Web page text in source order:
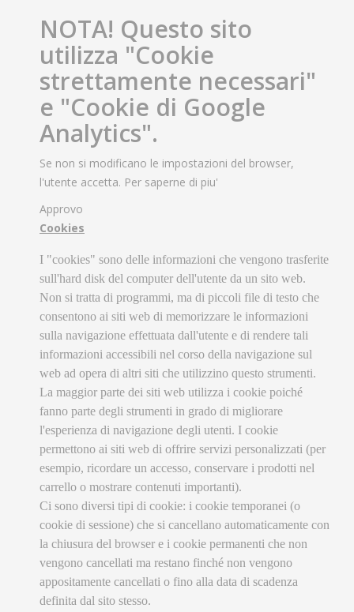
NOTA! Questo sito
utilizza "Cookie
strettamente necessari"
e "Cookie di Google
Analytics".
Se non si modificano le impostazioni del browser,
l'utente accetta. Per saperne di piu'
Approvo
Cookies
I "cookies" sono delle informazioni che vengono trasferite
sull'hard disk del computer dell'utente da un sito web.
Non si tratta di programmi, ma di piccoli file di testo che
consentono ai siti web di memorizzare le informazioni
sulla navigazione effettuata dall'utente e di rendere tali
informazioni accessibili nel corso della navigazione sul
web ad opera di altri siti che utilizzino questo strumenti.
La maggior parte dei siti web utilizza i cookie poiché
fanno parte degli strumenti in grado di migliorare
l'esperienza di navigazione degli utenti. I cookie
permettono ai siti web di offrire servizi personalizzati (per
esempio, ricordare un accesso, conservare i prodotti nel
carrello o mostrare contenuti importanti).
Ci sono diversi tipi di cookie: i cookie temporanei (o
cookie di sessione) che si cancellano automaticamente con
la chiusura del browser e i cookie permanenti che non
vengono cancellati ma restano finché non vengono
appositamente cancellati o fino alla data di scadenza
definita dal sito stesso.